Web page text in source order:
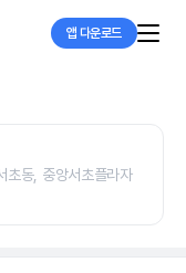
앱 다운로드
동, 중앙서초플라자